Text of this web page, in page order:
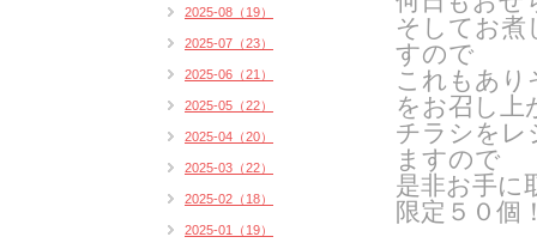
そしてお煮
すので
これもあり
をお召し上
チラシをレ
ますので
是非お手に
限定５０個
2025-08（19）
2025-07（23）
2025-06（21）
2025-05（22）
2025-04（20）
2025-03（22）
2025-02（18）
2025-01（19）